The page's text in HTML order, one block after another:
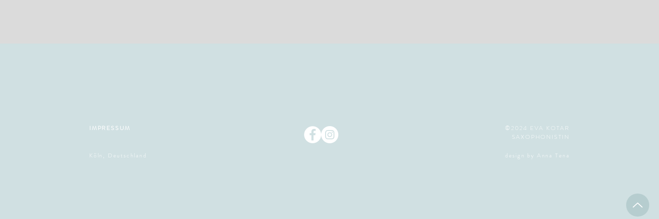
IMPRESSUM
Köln, Deutschland
©2024 EVA KOTAR
SAXOPHONISTIN
design by Anna Tena